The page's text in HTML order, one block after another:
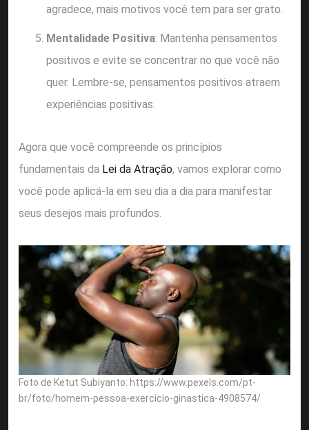
agradece, mais motivos você tem para ser grato.
Mentalidade Positiva: Mantenha pensamentos
positivos e evite se concentrar no que você não
quer. Lembre-se, pensamentos positivos atraem
experiências positivas.
Agora que você compreende os princípios
fundamentais da Lei da Atração, vamos explorar como
você pode aplicá-la em seu dia a dia para manifestar
seus desejos mais profundos.
Foto de Ketut Subiyanto: https://www.pexels.com/pt-
br/foto/homem-pessoa-exercicio-ginastica-4908574/